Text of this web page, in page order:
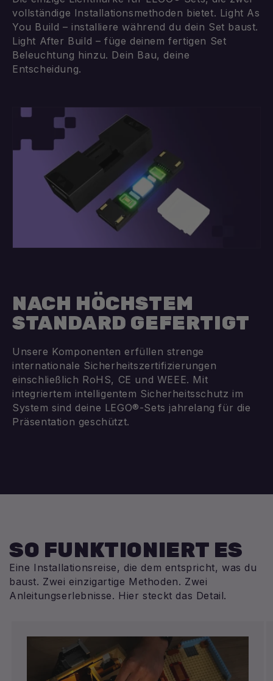
vollständige Installationsmethoden bietet. Light As
You Build – installiere während du dein Set baust.
Light After Build – füge deinem fertigen Set
Beleuchtung hinzu. Dein Bau, deine
Entscheidung.
NACH HÖCHSTEM
STANDARD GEFERTIGT
Unsere Komponenten erfüllen strenge
internationale Sicherheitszertifizierungen
einschließlich RoHS, CE und WEEE. Mit
integriertem intelligentem Sicherheitsschutz im
System sind deine LEGO®-Sets jahrelang für die
Präsentation geschützt.
SO FUNKTIONIERT ES
Eine Installationsreise, die dem entspricht, was du
baust. Zwei einzigartige Methoden. Zwei
Anleitungserlebnisse. Hier steckt das Detail.